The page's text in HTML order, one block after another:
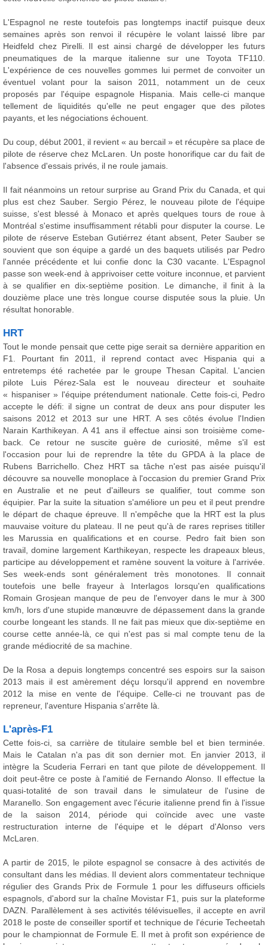
L'Espagnol ne reste toutefois pas longtemps inactif puisque deux
semaines après son renvoi il récupère le volant laissé libre par
Heidfeld chez Pirelli. Il est ainsi chargé de développer les futurs
pneumatiques de la marque italienne sur une Toyota TF110.
L'expérience de ces nouvelles gommes lui permet de convoiter un
éventuel volant pour la saison 2011, notamment un de ceux
proposés par l'équipe espagnole Hispania. Mais celle-ci manque
tellement de liquidités qu'elle ne peut engager que des pilotes
payants, et les négociations échouent.
Du coup, début 2001, il revient « au bercail » et récupère sa place de
pilote de réserve chez McLaren. Un poste honorifique car du fait de
l'absence d'essais privés, il ne roule jamais.
Il fait néanmoins un retour surprise au Grand Prix du Canada, et qui
plus est chez Sauber. Sergio Pérez, le nouveau pilote de l'équipe
suisse, s'est blessé à Monaco et après quelques tours de roue à
Montréal s'estime insuffisamment rétabli pour disputer la course. Le
pilote de réserve Esteban Gutiérrez étant absent, Peter Sauber se
souvient que son équipe a gardé un des baquets utilisés par Pedro
l'année précédente et lui confie donc la C30 vacante. L'Espagnol
passe son week-end à apprivoiser cette voiture inconnue, et parvient
à se qualifier en dix-septième position. Le dimanche, il finit à la
douzième place une très longue course disputée sous la pluie. Un
résultat honorable.
HRT
Tout le monde pensait que cette pige serait sa dernière apparition en
F1. Pourtant fin 2011, il reprend contact avec Hispania qui a
entretemps été rachetée par le groupe Thesan Capital. L'ancien
pilote Luis Pérez-Sala est le nouveau directeur et souhaite
« hispaniser » l'équipe prétendument nationale. Cette fois-ci, Pedro
accepte le défi: il signe un contrat de deux ans pour disputer les
saisons 2012 et 2013 sur une HRT. A ses côtés évolue l'Indien
Narain Karthikeyan. A 41 ans il effectue ainsi son troisième come-
back. Ce retour ne suscite guère de curiosité, même s'il est
l'occasion pour lui de reprendre la tête du GPDA à la place de
Rubens Barrichello. Chez HRT sa tâche n'est pas aisée puisqu'il
découvre sa nouvelle monoplace à l'occasion du premier Grand Prix
en Australie et ne peut d'ailleurs se qualifier, tout comme son
équipier. Par la suite la situation s'améliore un peu et il peut prendre
le départ de chaque épreuve. Il n'empêche que la HRT est la plus
mauvaise voiture du plateau. Il ne peut qu'à de rares reprises titiller
les Marussia en qualifications et en course. Pedro fait bien son
travail, domine largement Karthikeyan, respecte les drapeaux bleus,
participe au développement et ramène souvent la voiture à l'arrivée.
Ses week-ends sont généralement très monotones. Il connait
toutefois une belle frayeur à Interlagos lorsqu'en qualifications
Romain Grosjean manque de peu de l'envoyer dans le mur à 300
km/h, lors d'une stupide manœuvre de dépassement dans la grande
courbe longeant les stands. Il ne fait pas mieux que dix-septième en
course cette année-là, ce qui n'est pas si mal compte tenu de la
grande médiocrité de sa machine.
De la Rosa a depuis longtemps concentré ses espoirs sur la saison
2013 mais il est amèrement déçu lorsqu'il apprend en novembre
2012 la mise en vente de l'équipe. Celle-ci ne trouvant pas de
repreneur, l'aventure Hispania s'arrête là.
L'après-F1
Cette fois-ci, sa carrière de titulaire semble bel et bien terminée.
Mais le Catalan n'a pas dit son dernier mot. En janvier 2013, il
intègre la Scuderia Ferrari en tant que pilote de développement. Il
doit peut-être ce poste à l'amitié de Fernando Alonso. Il effectue la
quasi-totalité de son travail dans le simulateur de l'usine de
Maranello. Son engagement avec l'écurie italienne prend fin à l'issue
de la saison 2014, période qui coïncide avec une vaste
restructuration interne de l'équipe et le départ d'Alonso vers
McLaren.
A partir de 2015, le pilote espagnol se consacre à des activités de
consultant dans les médias. Il devient alors commentateur technique
régulier des Grands Prix de Formule 1 pour les diffuseurs officiels
espagnols, d'abord sur la chaîne Movistar F1, puis sur la plateforme
DAZN. Parallèlement à ses activités télévisuelles, il accepte en avril
2018 le poste de conseiller sportif et technique de l'écurie Techeetah
pour le championnat de Formule E. Il met à profit son expérience de